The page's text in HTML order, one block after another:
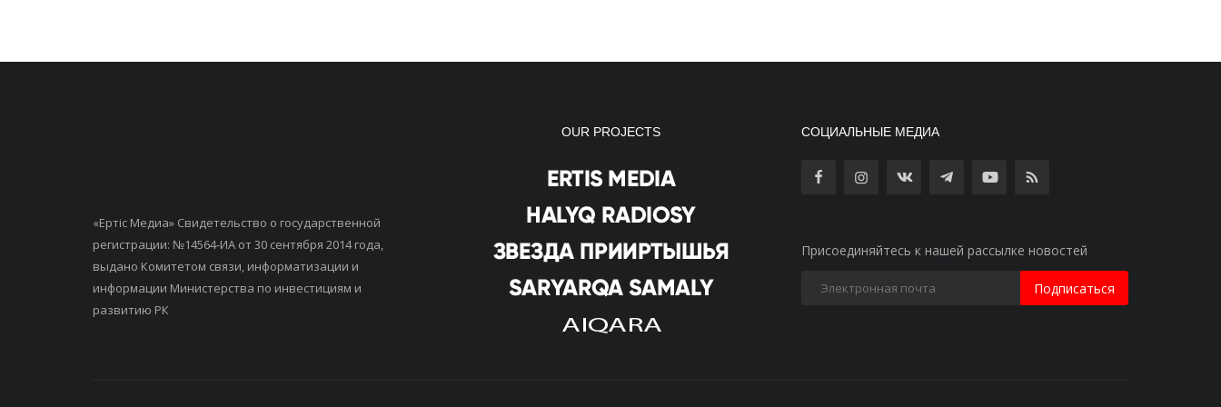
«Ертiс Медиа» Свидетельство о государственной
регистрации: №14564-ИА от 30 сентября 2014 года,
выдано Комитетом связи, информатизации и
информации Министерства по инвестициям и
развитию РК
OUR PROJECTS СОЦИАЛЬНЫЕ МЕДИА
Присоединяйтесь к нашей рассылке новостей
Подписаться